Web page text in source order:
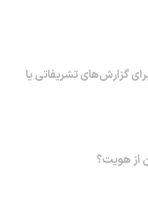
گزارش‌های تشریفاتی یا
از هویت؟